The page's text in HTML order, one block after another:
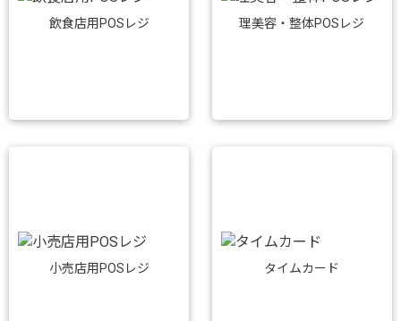
飲食店用POSレジ 理美容・整体POSレジ
小売店用POSレジ タイムカード